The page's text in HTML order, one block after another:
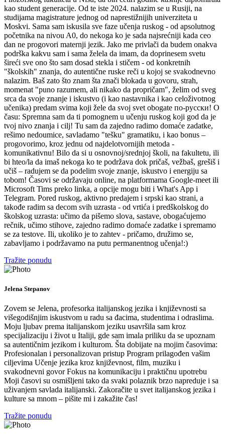
kao student generacije. Od te iste 2024. nalazim se u Rusiji, na
studijama magistrature jednog od naprestižnijih univerziteta u
Moskvi. Sama sam iskusila sve faze učenja ruskog - od apsolutnog
početnika na nivou A0, do nekoga ko je sada najsrećniji kada ceo
dan ne progovori maternji jezik. Jako me privlači da budem onakva
podrška kakvu sam i sama želela da imam, da doprinesem svetu
šireći sve ono što sam dosad stekla i stičem - od konkretnih
"školskih" znanja, do autentične ruske reči u kojoj se svakodnevno
nalazim. Baš zato što znam šta znači blokada u govoru, strah,
momenat "puno razumem, ali nikako da propričam", želim od sveg
srca da svoje znanje i iskustvo (i kao nastavnika i kao celoživotnog
učenika) predam svima koji žele da svoj svet obogate по-русски! O
času: Spremna sam da ti pomognem u učenju ruskog koji god da je
tvoj nivo znanja i cilj! Tu sam da zajedno radimo domaće zadatke,
rešimo nedoumice, savladamo "tešku" gramatiku, i kao bonus –
progovorimo, kroz jednu od najdelotvornijih metoda -
komunikativnu! Bilo da si u osnovnoj/srednjoj školi, na fakultetu, ili
bi hteo/la da imaš nekoga ko te podržava dok pričaš, vežbaš, grešiš i
učiš – radujem se da podelim svoje znanje, iskustvo i energiju sa
tobom! Časovi se održavaju online, na platformama Google-meet ili
Microsoft Tims preko linka, a opcije mogu biti i What's App i
Telegram. Pored ruskog, aktivno predajem i srpski kao strani, a
takođe radim sa decom svih uzrasta - od vrtića i predškolskog do
školskog uzrasta: učimo da pišemo slova, sastave, obogaćujemo
rečnik, učimo stihove, zajedno radimo domaće zadatke i spremamo
se za testove. Ili, ukoliko je to zahtev - pričamo, družimo se,
zabavljamo i podržavamo na putu permanentnog učenja!:)
Tražite ponudu
Jelena Stepanov
Zovem se Jelena, profesorka italijanskog jezika i književnosti sa
višegodišnjim iskustvom u radu sa đacima, studentima i odraslima.
Moju ljubav prema italijanskom jeziku usavršila sam kroz
specijalizaciju i život u Italiji, gde sam imala priliku da se upoznam
sa autentičnim jezikom i kulturom. Šta dobijate na mojim časovima:
Profesionalan i personalizovan pristup Program prilagođen vašim
ciljevima Učenje jezika kroz književnost, film, muziku i
svakodnevni govor Fokus na komunikaciju i praktičnu upotrebu
Moji časovi su osmišljeni tako da svaki polaznik brzo napreduje i sa
uživanjem savlada italijanski. Zakoračite u svet italijanskog jezika i
kulture sa mnom – pišite mi i zakažite čas!
Tražite ponudu